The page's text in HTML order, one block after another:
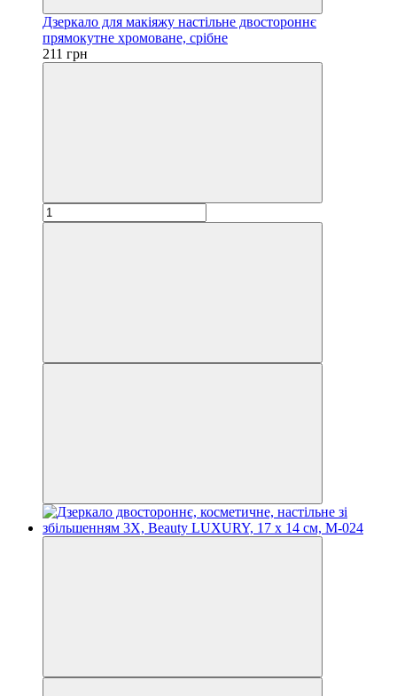
Дзеркало для макіяжу настільне двостороннє
прямокутне хромоване, срібне
211 грн